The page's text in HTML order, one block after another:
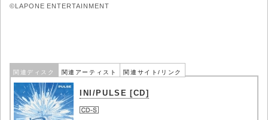
©LAPONE ENTERTAINMENT
関連ディスク 関連アーティスト 関連サイト/リンク
INI/PULSE [CD]